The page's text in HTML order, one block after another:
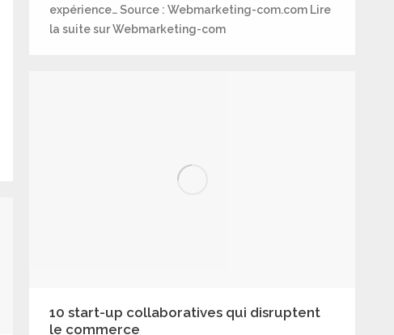
expérience… Source : Webmarketing-com.com Lire
la suite sur Webmarketing-com
10 start-up collaboratives qui disruptent
le commerce